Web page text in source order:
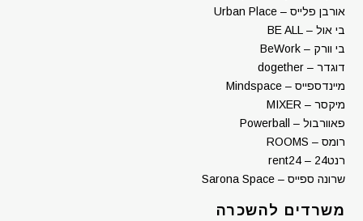
אורבן פלייס – Urban Place
בי אול – BE ALL
בי וורק – BeWork
דוגדר – dogether
מיינדספייס – Mindspace
מיקסר – MIXER
פאוורבול – Powerball
רומס – ROOMS
רנט24 – rent24
שרונה ספייס – Sarona Space
משרדים להשכרה